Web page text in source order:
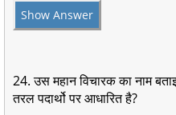
Show Answer
24. उस महान विचारक का नाम
तरल पदार्थो पर आधारित है?